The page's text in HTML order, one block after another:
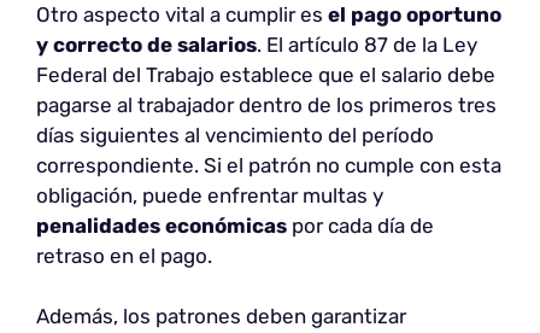
Otro aspecto vital a cumplir es el pago oportuno
y correcto de salarios. El artículo 87 de la Ley
Federal del Trabajo establece que el salario debe
pagarse al trabajador dentro de los primeros tres
días siguientes al vencimiento del período
correspondiente. Si el patrón no cumple con esta
obligación, puede enfrentar multas y
penalidades económicas por cada día de
retraso en el pago.
Además, los patrones deben garantizar